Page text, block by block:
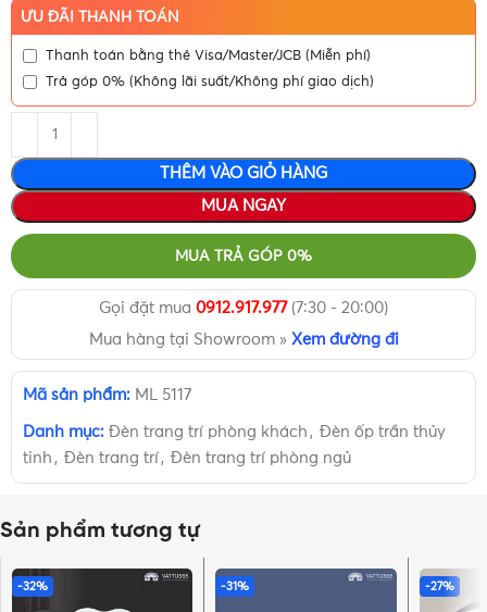
ƯU ĐÃI THANH TOÁN
Thanh toán bằng thẻ Visa/Master/JCB (Miễn phí)
Trả góp 0% (Không lãi suất/Không phí giao dịch)
THÊM VÀO GIỎ HÀNG
MUA NGAY
MUA TRẢ GÓP 0%
Gọi đặt mua 0912.917.977(7:30 - 20:00)
Mua hàng tại Showroom » Xem đường đi
Mã sản phẩm: ML 5117
Danh mục: Đèn trang trí phòng khách , Đèn ốp trần thủy
tinh , Đèn trang trí, Đèn trang trí phòng ngủ
Sản phẩm tương tự
-32% -31% -27%